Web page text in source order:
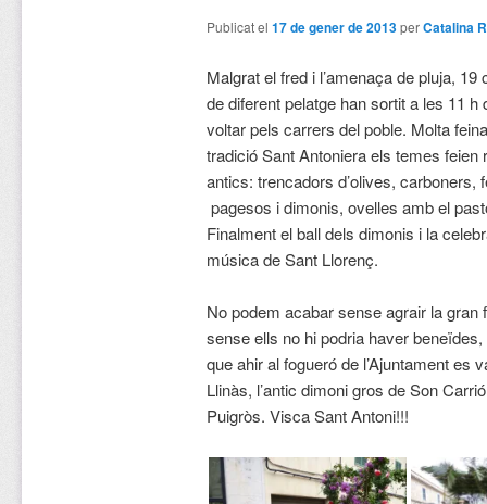
Publicat el 17 de gener de 2013perCatalina
Malgrat el fred i l’amenaça de pluja,
de diferent pelatge han sortit a les 11
voltar pels carrers del poble. Molta
tradició Sant Antoniera els temes
antics: trencadors d’olives,
pagesos i dimonis, ovelles amb el
Finalment el ball dels dimonis i la
música de Sant Llorenç.
No podem acabar sense agrair la gran
sense ells no hi podria haver
que ahir al fogueró de l’Ajuntament es
Llinàs, l’antic dimoni gros de Son
Puigròs. Visca Sant Antoni!!!